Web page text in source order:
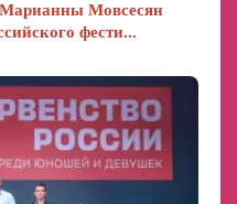
Мовсесян
фести...